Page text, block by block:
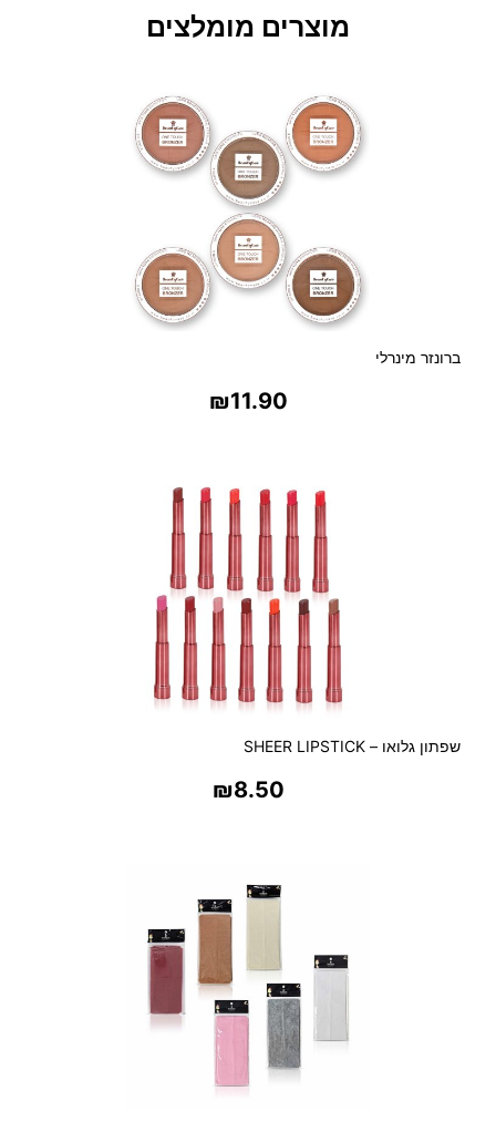
ם
מ
כ
ו
ת
י
ש
ק
ו
פ
ה
מוצרים מומלצים
ברונזר מינרלי
₪11.90
שפתון גלואו – SHEER LIPSTICK
₪8.50